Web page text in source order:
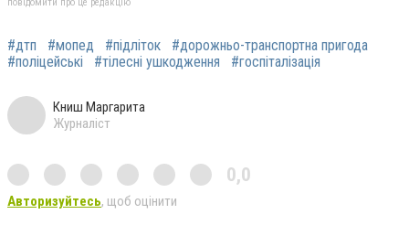
повідомити про це редакцію
#дтп #мопед #підліток
#дорожньо-транспортна пригода
#поліцейські
#тілесні ушкодження #госпіталізація
Книш Маргарита
Журналіст
0,0
Авторизуйтесь, щоб оцінити